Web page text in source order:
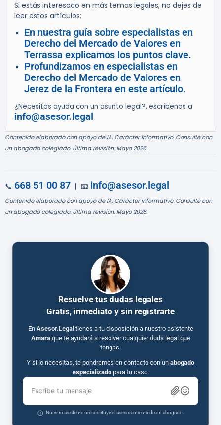
Si estás interesado en más temas legales, no dejes de
leer estos artículos:
En nuestra guía sobre especialistas en
Derecho del Mercado de Valores en
Terrassa explicamos los puntos clave.
Profundizamos en especialistas en
Derecho del Mercado de Valores en
Jerez de la Frontera en este artículo.
¿Necesitas ayuda con un asunto legal?, escríbenos a
info@asesor.legal
Contenido elaborado con apoyo de IA. Carácter informativo. Consulte con
un abogado colegiado. Última revisión: Mayo 2026.
📞 668 51 00 87 | 📧 info@asesor.legal
Contenido elaborado con apoyo de IA. Carácter informativo. Consulte con
un abogado colegiado. Última revisión: Mayo 2026.
Resuelve tus dudas legales
Gratis, inmediato y sin registrarte
En Asesor.Legal tienes a tu disposición a nuestro asistente
Amaraque te ayudará a resolver cualquier duda legal que
tengas.
Y si lo necesitas, te pondremos en contacto con un abogado
especializadopara tu caso.
Escribe tu mensaje
Nuestro asistente no sustituye el asesoramiento de un abogado.